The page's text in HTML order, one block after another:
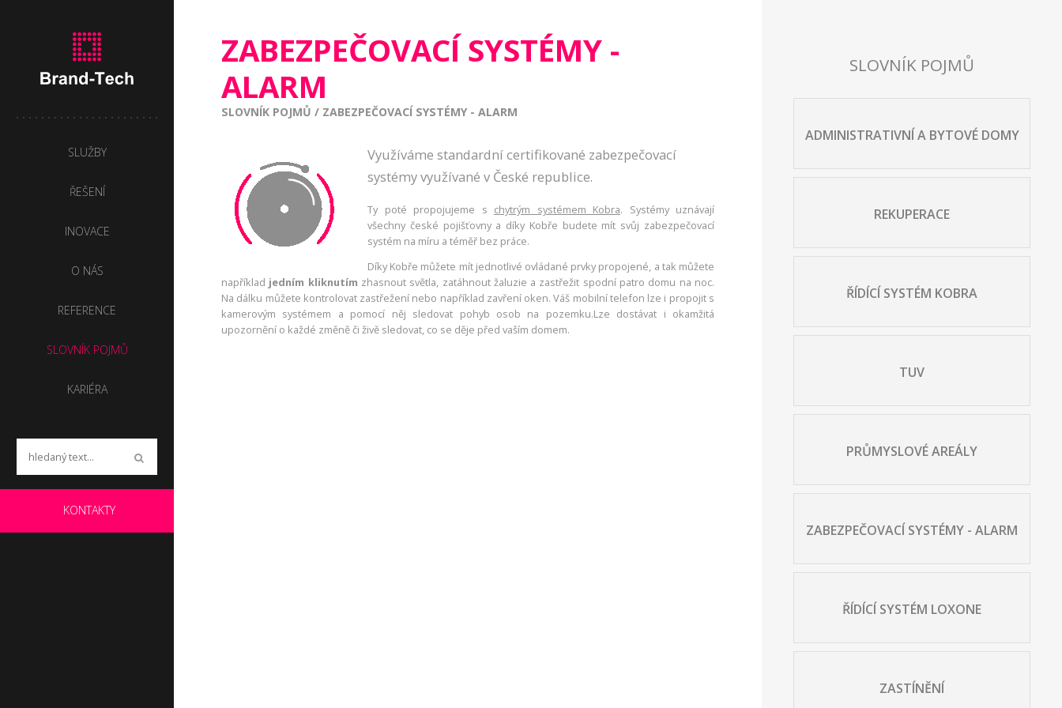
ZABEZPEČOVACÍ SYSTÉMY -
ALARM
SLOVNÍK POJMŮ / ZABEZPEČOVACÍ SYSTÉMY - ALARM
Využíváme standardní certifikované zabezpečovací
systémy využívané v České republice.
Ty poté propojujeme s chytrým systémem Kobra. Systémy uznávají
všechny české pojišťovny a díky Kobře budete mít svůj zabezpečovací
systém na míru a téměř bez práce.
Díky Kobře můžete mít jednotlivé ovládané prvky propojené, a tak můžete
například jedním kliknutím zhasnout světla, zatáhnout žaluzie a zastřežit spodní patro domu na noc.
Na dálku můžete kontrolovat zastřežení nebo například zavření oken. Váš mobilní telefon lze i propojit s
kamerovým systémem a pomocí něj sledovat pohyb osob na pozemku.Lze dostávat i okamžitá
upozornění o každé změně či živě sledovat, co se děje před vaším domem.
SLOVNÍK POJMŮ
ADMINISTRATIVNÍ A BYTOVÉ DOMY
REKUPERACE
ŘÍDÍCÍ SYSTÉM KOBRA
TUV
PRŮMYSLOVÉ AREÁLY
ZABEZPEČOVACÍ SYSTÉMY - ALARM
ŘÍDÍCÍ SYSTÉM LOXONE
ZASTÍNĚNÍ
SLUŽBY
ŘEŠENÍ
INOVACE
O NÁS
REFERENCE
SLOVNÍK POJMŮ
KARIÉRA
KONTAKTY